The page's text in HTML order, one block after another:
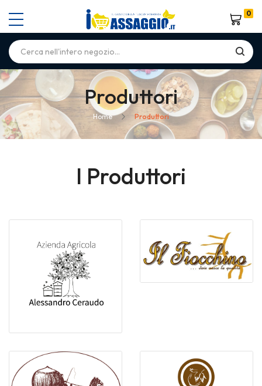
Carrello
0
Produttori
Home Produttori
I Produttori